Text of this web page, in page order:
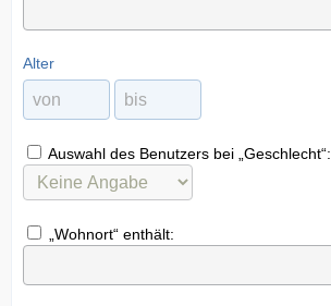
Alter
Auswahl des Benutzers bei „Geschlecht“:
„Wohnort“ enthält: